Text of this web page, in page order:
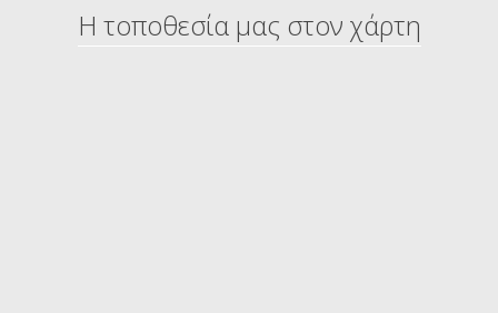
Η τοποθεσία μας στον χάρτη